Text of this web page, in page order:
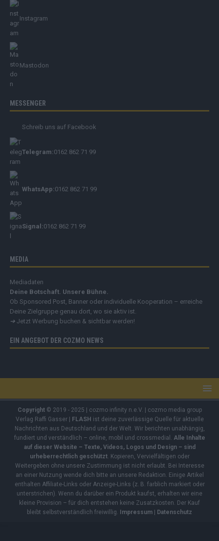
Instagram
Mastodon
MESSENGER
Schreib uns auf Facebook
Telegram:0162 862 71 99
WhatsApp:0162 862 71 99
Signal:0162 862 71 99
MEDIA
Mediadaten
Deine Botschaft. Unsere Bühne.
Ob Sponsored Post, Banner oder individuelle Kooperation – erreiche
Deine Zielgruppe genau dort, wo sie aktiv ist.
➔ Jetzt Werbung buchen & sichtbar werden!
EIN ANGEBOT DER COZMO NEWS
Copyright© 2019 - 2025 | cozmo infinity n.e.V. | cozmo media group
Verlag Raffi Gasser | FLASH ist deine zuverlässige Quelle für aktuelle
Nachrichten aus Deutschland und der Welt. Wir berichten unabhängig,
fundiert und verständlich – online, mobil und crossmedial.
Alle Inhalte
auf dieser Website – Texte, Videos, Logos und Design – sind
urheberrechtlich geschützt. Kopieren, Vervielfältigen oder
Weitergeben ohne unsere Zustimmung ist nicht erlaubt. Bei Interesse
an einer Nutzung wende dich bitte an unsere Redaktion. Einige Artikel
enthalten Affiliate-Links oder Anzeige-Links (z. B. farblich markiert oder
unterstrichen). Wenn du darüber ein Produkt kaufst, erhalten wir eine
kleine Provision – für dich entstehen keine Zusatzkosten. Der Kauf
bleibt selbstverständlich freiwillig. Impressum | Datenschutz